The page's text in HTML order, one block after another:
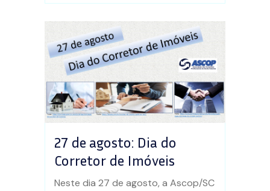
27 de agosto: Dia do
Corretor de Imóveis
Neste dia 27 de agosto, a Ascop/SC